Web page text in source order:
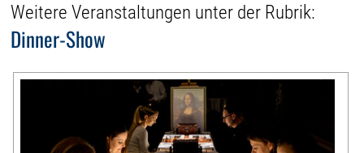
Weitere Veranstaltungen unter der Rubrik:
Dinner-Show